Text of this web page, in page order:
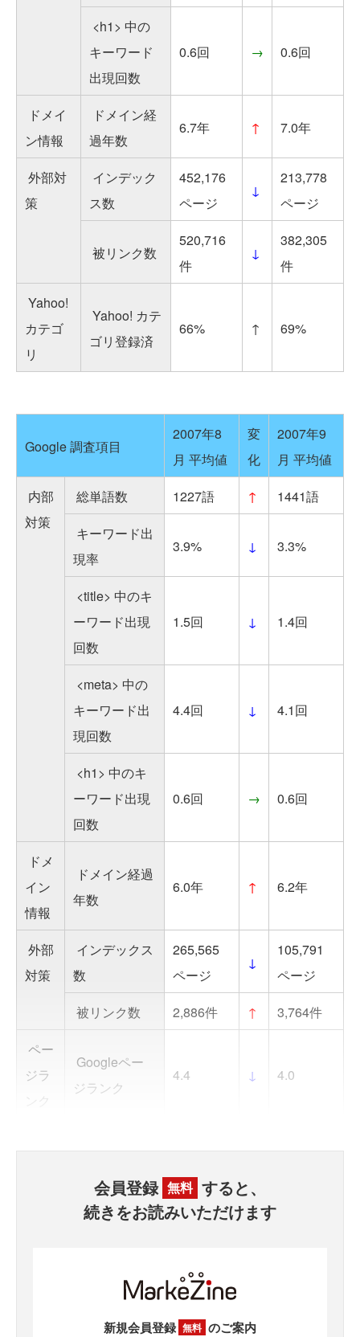
<h1> 中の
キーワード
出現回数
0.6回 → 0.6回
ドメイ
ン情報
ドメイン経
過年数
6.7年 ↑ 7.0年
外部対
策
インデック
ス数
452,176
ページ
↓
213,778
ページ
被リンク数
520,716
件
↓
382,305
件
Yahoo!
カテゴ
リ
Yahoo! カテ
ゴリ登録済
66% ↑ 69%
Google 調査項目
2007年8
月 平均値
変
化
2007年9
月 平均値
内部
対策
総単語数 1227語 ↑
1441語
キーワード出
現率
3.9% ↓ 3.3%
<title> 中のキ
ーワード出現
回数
1.5回 ↓ 1.4回
<meta> 中の
キーワード出
現回数
4.4回 ↓ 4.1回
<h1> 中のキ
ーワード出現
回数
0.6回 → 0.6回
ドメ
イン
情報
ドメイン経過
年数
6.0年 ↑ 6.2年
外部
対策
インデックス
数
265,565
ページ
↓
105,791
ページ
被リンク数
2,886件 ↑
3,764件
ペー
ジラ
ンク
Googleペー
ジランク
4.4 ↓ 4.0
会員登録 無料 すると、
続きをお読みいただけます
新規会員登録 無料 のご案内